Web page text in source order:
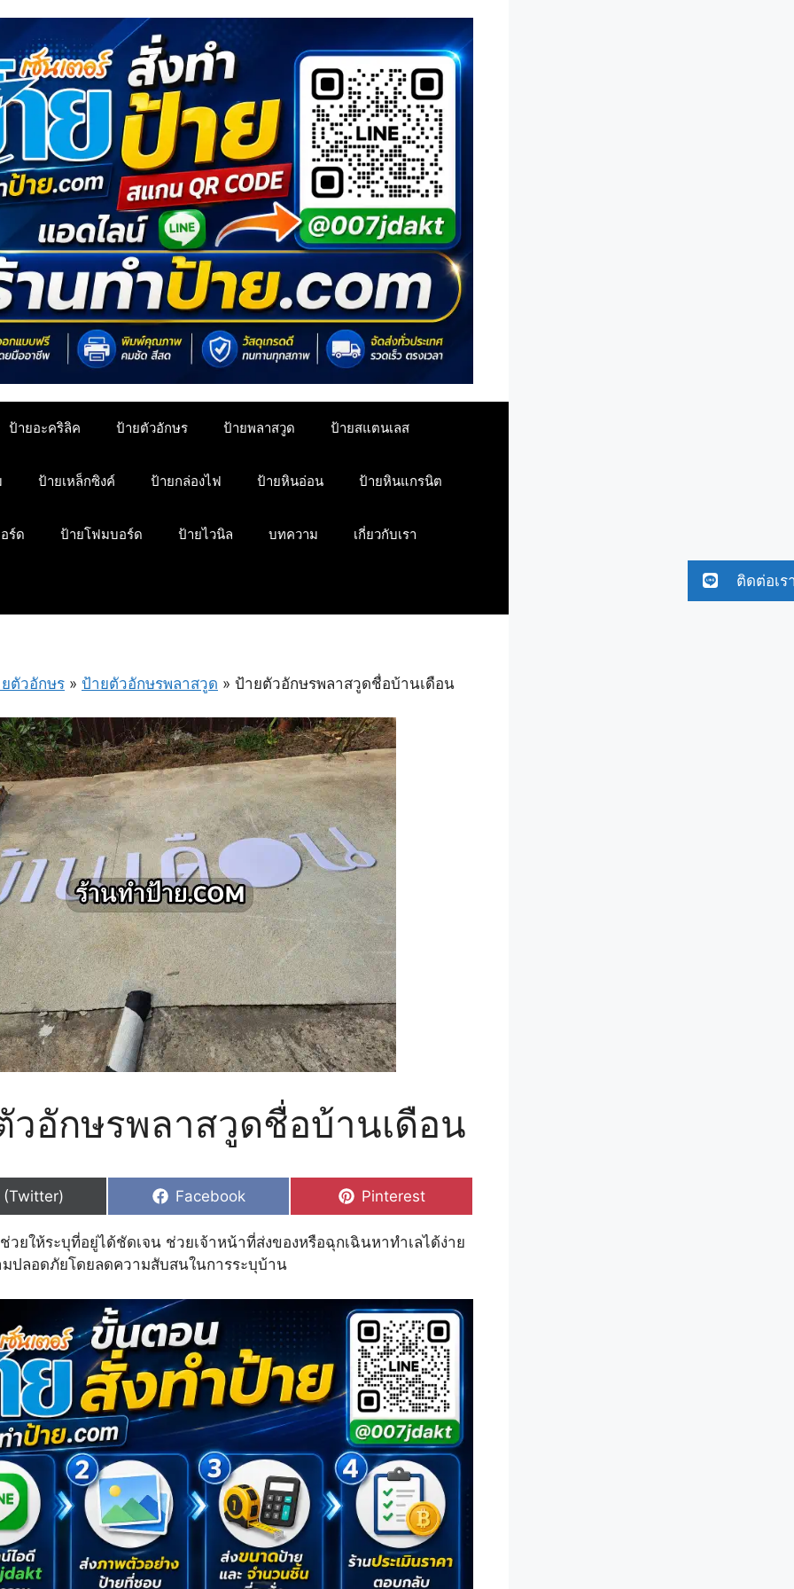
ป้ายอะคริลิค ป้ายตัวอักษร ป้ายพลาสวูด ป้ายสแตนเลส
ป้ายเหล็กซิงค์ ป้ายกล่องไฟ ป้ายหินอ่อน ป้ายหินแกรนิต
ร์ด ป้ายโฟมบอร์ด ป้ายไวนิล บทความ เกี่ยวกับเรา
ตัวอักษร » ป้ายตัวอักษรพลาสวูด » ป้ายตัวอักษรพลาสวูดชื่อบ้านเดือน
วอักษรพลาสวูดชื่อบ้านเดือน
(Twitter)
Share
Facebook
Share
Pinterest
ยให้ระบุที่อยู่ได้ชัดเจน ช่วยเจ้าหน้าที่ส่งของหรือฉุกเฉินหาทำเลได้ง่าย
มปลอดภัยโดยลดความสับสนในการระบุบ้าน
ติดต่อเร